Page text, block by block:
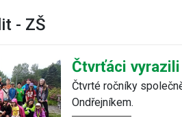
- ZŠ
Čtvrťáci
Čtvrté ročníky
Ondřejníkem.